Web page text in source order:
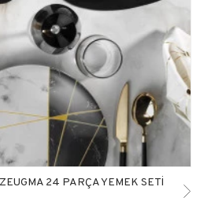
24 PARÇA YEMEK SETİ